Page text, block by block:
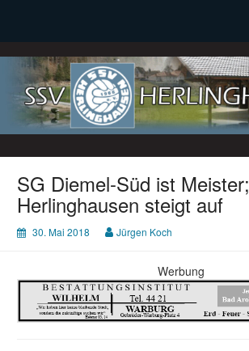
SSV Herlinghausen e.
SG Diemel-Süd ist
Herlinghausen steigt auf
30. Mai 2018 Jürgen Koch
Werbung